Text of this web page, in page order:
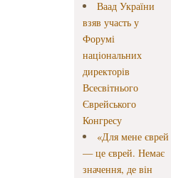
Ваад України
взяв участь у
Форумі
національних
директорів
Всесвітнього
Єврейського
Конгресу
«Для мене єврей
— це єврей. Немає
значення, де він